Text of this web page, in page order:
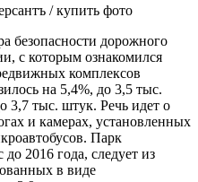
/ купить фото
безопасности дорожного
с которым ознакомился
комплексов
на 5,4%, до 3,5 тыс.
3,7 тыс. штук. Речь идет о
и камерах, установленных
Парк
2016 года, следует из
в виде